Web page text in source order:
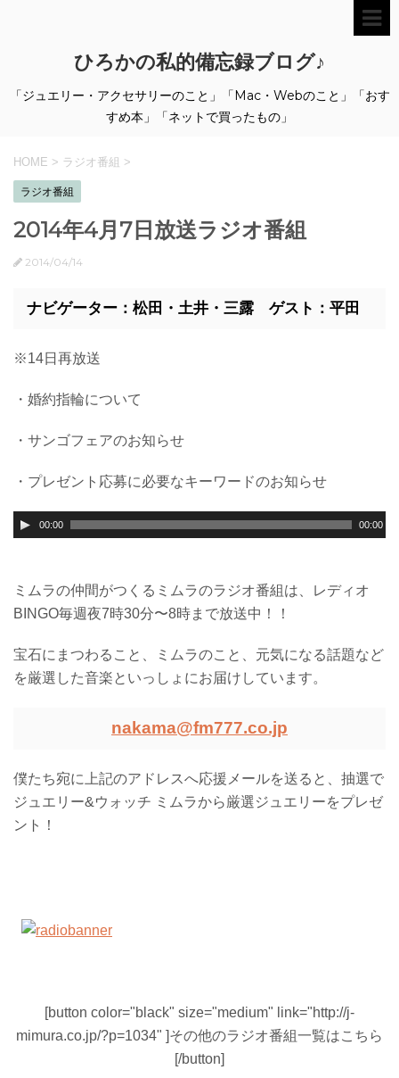
ひろかの私的備忘録ブログ♪
「ジュエリー・アクセサリーのこと」「Mac・Webのこと」「おす
すめ本」「ネットで買ったもの」
HOME > ラジオ番組 >
ラジオ番組
2014年4月7日放送ラジオ番組
2014/04/14
ナビゲーター：松田・土井・三露 ゲスト：平田
※14日再放送
・婚約指輪について
・サンゴフェアのお知らせ
・プレゼント応募に必要なキーワードのお知らせ
00:00 00:00
ミムラの仲間がつくるミムラのラジオ番組は、レディオ
BINGO毎週夜7時30分〜8時まで放送中！！
宝石にまつわること、ミムラのこと、元気になる話題など
を厳選した音楽といっしょにお届けしています。
nakama@fm777.co.jp
僕たち宛に上記のアドレスへ応援メールを送ると、抽選で
ジュエリー&ウォッチ ミムラから厳選ジュエリーをプレゼ
ント！
[button color="black" size="medium" link="http://j-
mimura.co.jp/?p=1034" ]その他のラジオ番組一覧はこちら
[/button]